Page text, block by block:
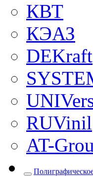
КВТ
КЭАЗ
DEKraft
RUVinil
AT-